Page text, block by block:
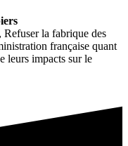
la fabrique des
française quant
leurs impacts sur le